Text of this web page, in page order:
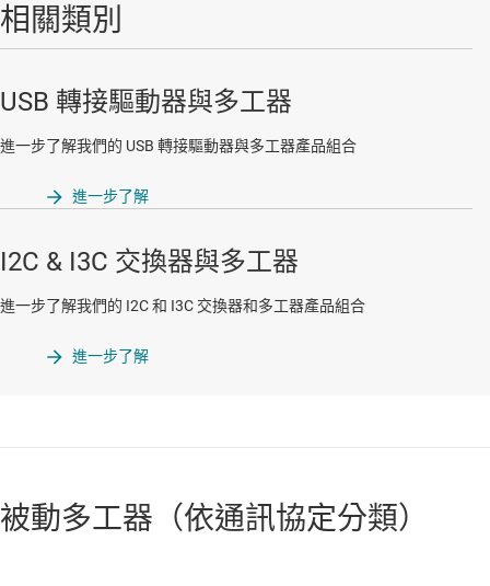
相關類別
USB 轉接驅動器與多工器
進一步了解我們的 USB 轉接驅動器與多工器產品組合
進一步了解
I2C & I3C 交換器與多工器
進一步了解我們的 I2C 和 I3C 交換器和多工器產品組合
進一步了解
被動多工器（依通訊協定分類）